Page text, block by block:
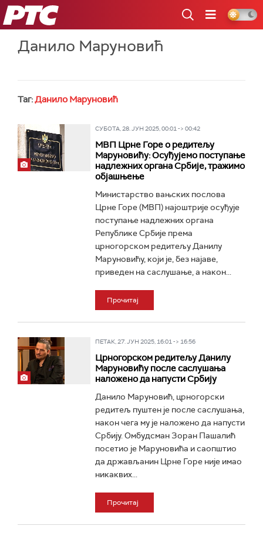
РТС
Данило Маруновић
Таг:Данило Маруновић
СУБОТА, 28. ЈУН 2025, 00:01 -> 00:42
МВП Црне Горе о редитељу
Маруновићу: Осуђујемо поступање
надлежних органа Србије, тражимо
објашњење
Министарство вањских послова
Црне Горе (МВП) најоштрије осуђује
поступање надлежних органа
Републике Србије према
црногорском редитељу Данилу
Маруновићу, који је, без најаве,
приведен на саслушање, а након...
Прочитај
ПЕТАК, 27. ЈУН 2025, 16:01 -> 16:56
Црногорском редитељу Данилу
Маруновићу после саслушања
наложено да напусти Србију
Данило Маруновић, црногорски
редитељ пуштен је после саслушања,
након чега му је наложено да напусти
Србију. Омбудсман Зоран Пашалић
посетио је Маруновића и саопштио
да држављанин Црне Горе није имао
никаквих...
Прочитај